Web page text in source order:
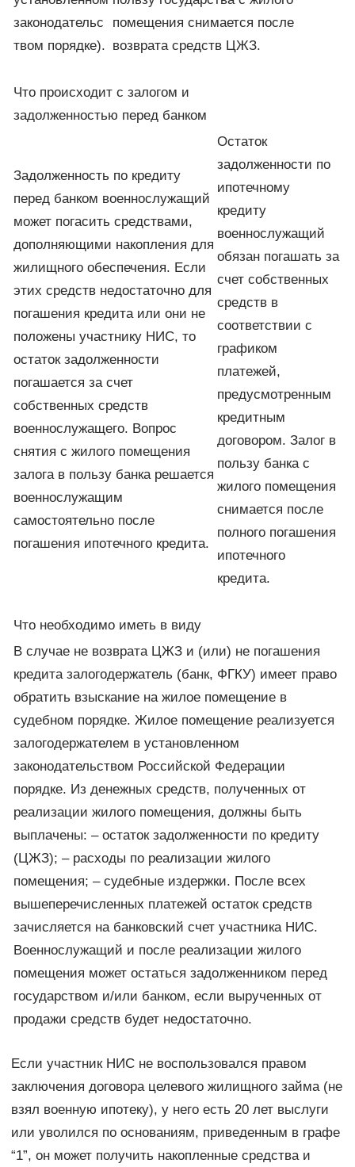
законодательс
твом порядке).
помещения снимается после
возврата средств ЦЖЗ.
Что происходит с залогом и
задолженностью перед банком
Задолженность по кредиту
перед банком военнослужащий
может погасить средствами,
дополняющими накопления для
жилищного обеспечения. Если
этих средств недостаточно для
погашения кредита или они не
положены участнику НИС, то
остаток задолженности
погашается за счет
собственных средств
военнослужащего. Вопрос
снятия с жилого помещения
залога в пользу банка решается
военнослужащим
самостоятельно после
погашения ипотечного кредита.
Остаток
задолженности по
ипотечному
кредиту
военнослужащий
обязан погашать за
счет собственных
средств в
соответствии с
графиком
платежей,
предусмотренным
кредитным
договором. Залог в
пользу банка с
жилого помещения
снимается после
полного погашения
ипотечного
кредита.
Что необходимо иметь в виду
В случае не возврата ЦЖЗ и (или) не погашения
кредита залогодержатель (банк, ФГКУ) имеет право
обратить взыскание на жилое помещение в
судебном порядке. Жилое помещение реализуется
залогодержателем в установленном
законодательством Российской Федерации
порядке. Из денежных средств, полученных от
реализации жилого помещения, должны быть
выплачены: – остаток задолженности по кредиту
(ЦЖЗ); – расходы по реализации жилого
помещения; – судебные издержки. После всех
вышеперечисленных платежей остаток средств
зачисляется на банковский счет участника НИС.
Военнослужащий и после реализации жилого
помещения может остаться задолженником перед
государством и/или банком, если вырученных от
продажи средств будет недостаточно.
Если участник НИС не воспользовался правом
заключения договора целевого жилищного займа (не
взял военную ипотеку), у него есть 20 лет выслуги
или уволился по основаниям, приведенным в графе
“1”, он может получить накопленные средства и